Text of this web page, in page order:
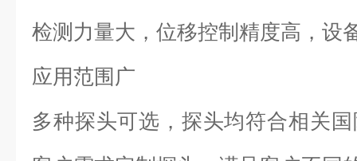
检测力量大，位移控制精度高，设
应用范围广
多种探头可选，探头均符合相关